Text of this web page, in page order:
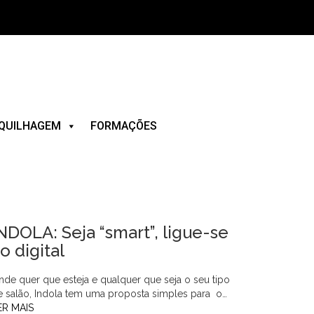
FORMAÇÕES
Seja “smart”, ligue-se
digital
quer que esteja e qualquer que seja o seu tipo
salão, Indola tem uma proposta simples para o…
MAIS